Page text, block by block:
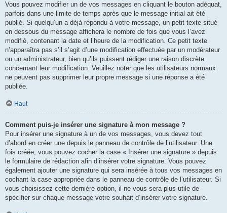
Vous pouvez modifier un de vos messages en cliquant le bouton adéquat,
parfois dans une limite de temps après que le message initial ait été
publié. Si quelqu’un a déjà répondu à votre message, un petit texte situé
en dessous du message affichera le nombre de fois que vous l’avez
modifié, contenant la date et l’heure de la modification. Ce petit texte
n’apparaîtra pas s’il s’agit d’une modification effectuée par un modérateur
ou un administrateur, bien qu’ils puissent rédiger une raison discrète
concernant leur modification. Veuillez noter que les utilisateurs normaux
ne peuvent pas supprimer leur propre message si une réponse a été
publiée.
Haut
Comment puis-je insérer une signature à mon message ?
Pour insérer une signature à un de vos messages, vous devez tout
d’abord en créer une depuis le panneau de contrôle de l’utilisateur. Une
fois créée, vous pouvez cocher la case « Insérer une signature » depuis
le formulaire de rédaction afin d’insérer votre signature. Vous pouvez
également ajouter une signature qui sera insérée à tous vos messages en
cochant la case appropriée dans le panneau de contrôle de l’utilisateur. Si
vous choisissez cette dernière option, il ne vous sera plus utile de
spécifier sur chaque message votre souhait d’insérer votre signature.